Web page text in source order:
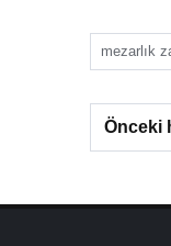
mezarlık
Önceki